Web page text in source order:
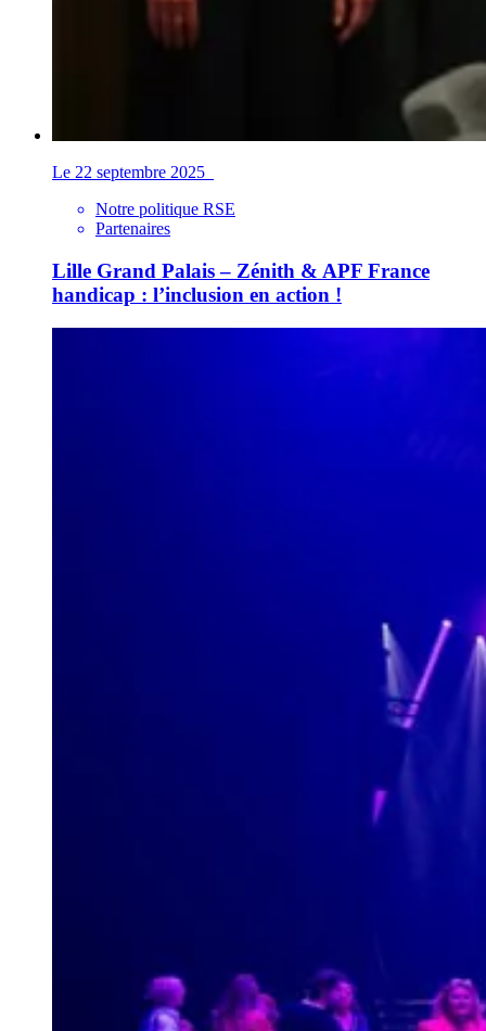
Le 22 septembre 2025
Notre politique RSE
Partenaires
Lille Grand Palais – Zénith & APF France
handicap : l’inclusion en action !